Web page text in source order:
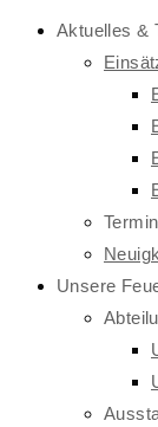
Aktuelles &
Unsere